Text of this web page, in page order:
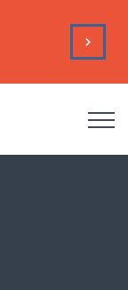
ve Amerika’nın